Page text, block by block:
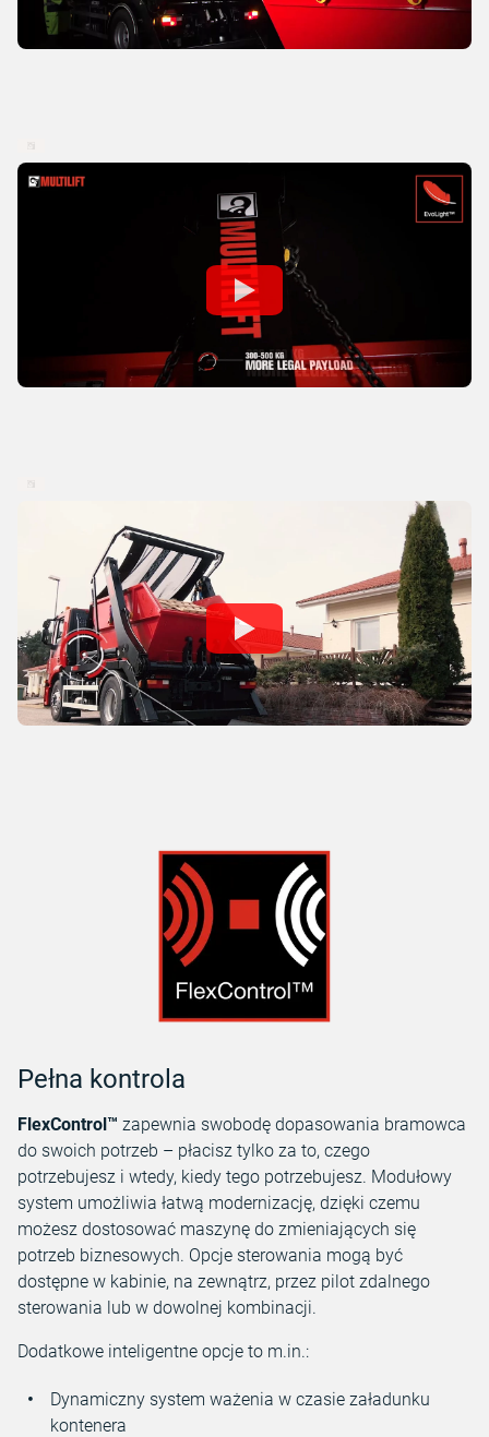
Pełna kontrola
FlexControl™ zapewnia swobodę dopasowania bramowca
do swoich potrzeb – płacisz tylko za to, czego
potrzebujesz i wtedy, kiedy tego potrzebujesz. Modułowy
system umożliwia łatwą modernizację, dzięki czemu
możesz dostosować maszynę do zmieniających się
potrzeb biznesowych. Opcje sterowania mogą być
dostępne w kabinie, na zewnątrz, przez pilot zdalnego
sterowania lub w dowolnej kombinacji.
Dodatkowe inteligentne opcje to m.in.:
Dynamiczny system ważenia w czasie załadunku
kontenera